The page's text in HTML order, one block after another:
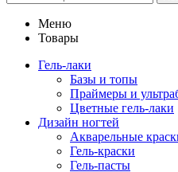
Меню
Товары
Гель-лаки
Базы и топы
Праймеры и
Цветные гель-лаки
Дизайн ногтей
Акварельные
Гель-краски
Гель-пасты